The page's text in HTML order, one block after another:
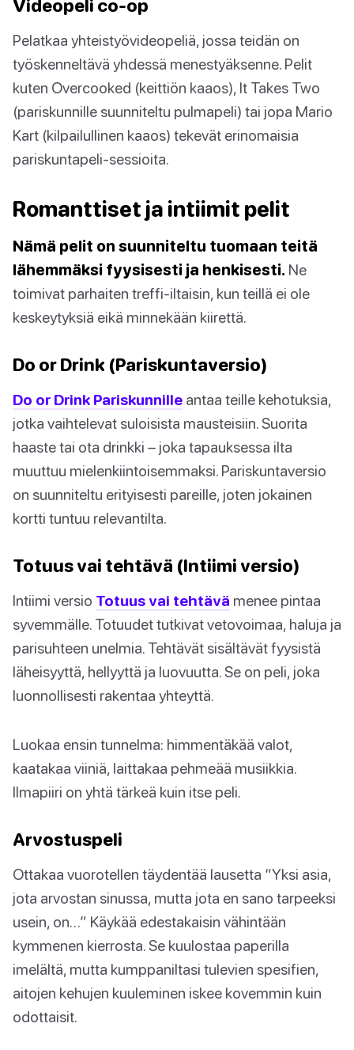
Videopeli co-op
Pelatkaa yhteistyövideopeliä, jossa teidän on
työskenneltävä yhdessä menestyäksenne. Pelit
kuten Overcooked (keittiön kaaos), It Takes Two
(pariskunnille suunniteltu pulmapeli) tai jopa Mario
Kart (kilpailullinen kaaos) tekevät erinomaisia
pariskuntapeli-sessioita.
Romanttiset ja intiimit pelit
Nämä pelit on suunniteltu tuomaan teitä
lähemmäksi fyysisesti ja henkisesti. Ne
toimivat parhaiten treffi-iltaisin, kun teillä ei ole
keskeytyksiä eikä minnekään kiirettä.
Do or Drink (Pariskuntaversio)
Do or Drink Pariskunnille antaa teille kehotuksia,
jotka vaihtelevat suloisista mausteisiin. Suorita
haaste tai ota drinkki – joka tapauksessa ilta
muuttuu mielenkiintoisemmaksi. Pariskuntaversio
on suunniteltu erityisesti pareille, joten jokainen
kortti tuntuu relevantilta.
Totuus vai tehtävä (Intiimi versio)
Intiimi versio Totuus vai tehtävä menee pintaa
syvemmälle. Totuudet tutkivat vetovoimaa, haluja ja
parisuhteen unelmia. Tehtävät sisältävät fyysistä
läheisyyttä, hellyyttä ja luovuutta. Se on peli, joka
luonnollisesti rakentaa yhteyttä.
Luokaa ensin tunnelma: himmentäkää valot,
kaatakaa viiniä, laittakaa pehmeää musiikkia.
Ilmapiiri on yhtä tärkeä kuin itse peli.
Arvostuspeli
Ottakaa vuorotellen täydentää lausetta “Yksi asia,
jota arvostan sinussa, mutta jota en sano tarpeeksi
usein, on…” Käykää edestakaisin vähintään
kymmenen kierrosta. Se kuulostaa paperilla
imelältä, mutta kumppaniltasi tulevien spesifien,
aitojen kehujen kuuleminen iskee kovemmin kuin
odottaisit.